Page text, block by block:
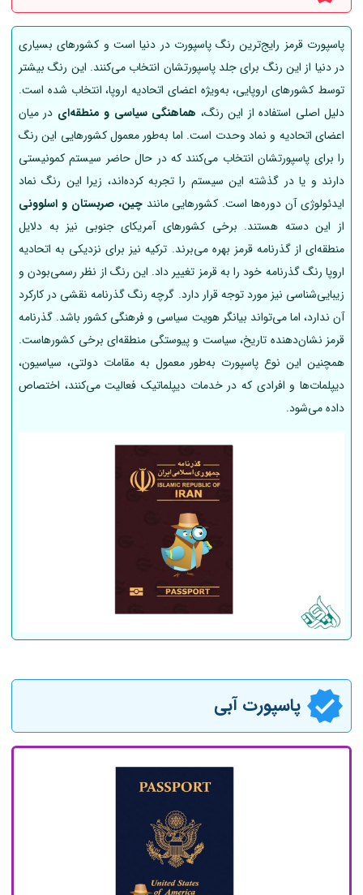
پاسپورت قرمز رایج‌ترین رنگ پاسپورت در دنیا است و کشورهای بسیاری
در دنیا از این رنگ برای جلد پاسپورتشان انتخاب می‌کنند. این رنگ بیشتر
توسط کشورهای اروپایی، به‌ویژه اعضای اتحادیه اروپا، انتخاب شده است.
دلیل اصلی استفاده از این رنگ، هماهنگی سیاسی و منطقه‌ای در میان
اعضای اتحادیه و نماد وحدت است. اما به‌طور معمول کشورهایی این رنگ
را برای پاسپورتشان انتخاب می‌کنند که در حال حاضر سیستم کمونیستی
دارند و یا در گذشته این سیستم را تجربه کرده‌اند، زیرا این رنگ نماد
ایدئولوژی آن دوره‌ها است. کشورهایی مانندچین، صربستان و اسلوونی
از این دسته هستند. برخی کشورهای آمریکای جنوبی نیز به دلایل
منطقه‌ای از گذرنامه قرمز بهره می‌برند. ترکیه نیز برای نزدیکی به اتحادیه
اروپا رنگ گذرنامه خود را به قرمز تغییر داد. این رنگ از نظر رسمی‌بودن و
زیبایی‌شناسی نیز مورد توجه قرار دارد. گرچه رنگ گذرنامه نقشی در کارکرد
آن ندارد، اما می‌تواند بیانگر هویت سیاسی و فرهنگی کشور باشد. گذرنامه
قرمز نشان‌دهنده تاریخ، سیاست و پیوستگی منطقه‌ای برخی کشورهاست.
همچنین این نوع پاسپورت به‌طور معمول به مقامات دولتی، سیاسیون،
دیپلمات‌ها و افرادی که در خدمات دیپلماتیک فعالیت می‌کنند، اختصاص
داده می‌شود.
پاسپورت آبی